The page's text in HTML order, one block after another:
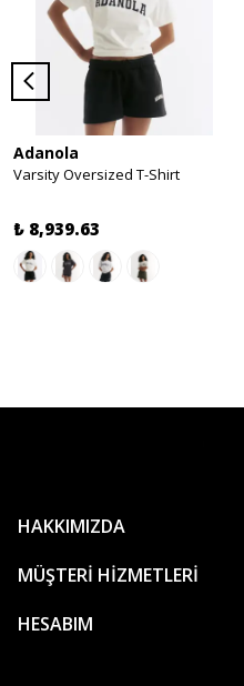
Adanola
Varsity Oversized T-Shirt
₺ 8,939.63
HAKKIMIZDA
MÜŞTERİ HİZMETLERİ
HESABIM